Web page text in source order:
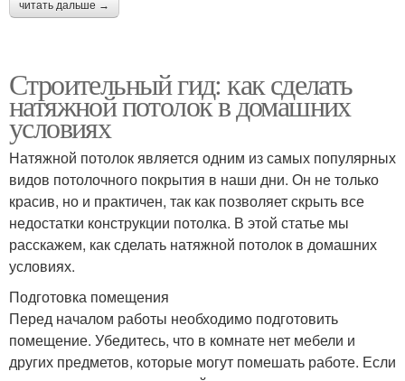
читать дальше →
Строительный гид: как сделать
натяжной потолок в домашних
условиях
Натяжной потолок является одним из самых популярных
видов потолочного покрытия в наши дни. Он не только
красив, но и практичен, так как позволяет скрыть все
недостатки конструкции потолка. В этой статье мы
расскажем, как сделать натяжной потолок в домашних
условиях.
Подготовка помещения
Перед началом работы необходимо подготовить
помещение. Убедитесь, что в комнате нет мебели и
других предметов, которые могут помешать работе. Если